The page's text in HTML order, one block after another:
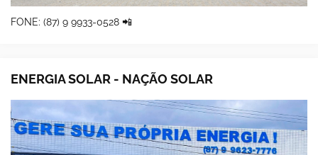
FONE: (87) 9 9933-0528 📲
ENERGIA SOLAR - NAÇÃO SOLAR